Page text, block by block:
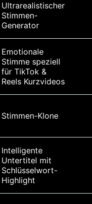
Ultrarealistischer
Stimmen-
Generator
Emotionale
Stimme speziell
für TikTok &
Reels Kurzvideos
Stimmen-Klone
Intelligente
Untertitel mit
Schlüsselwort-
Highlight